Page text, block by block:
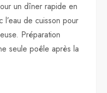
un dîner rapide en
l’eau de cuisson pour
Préparation
seule poêle après la